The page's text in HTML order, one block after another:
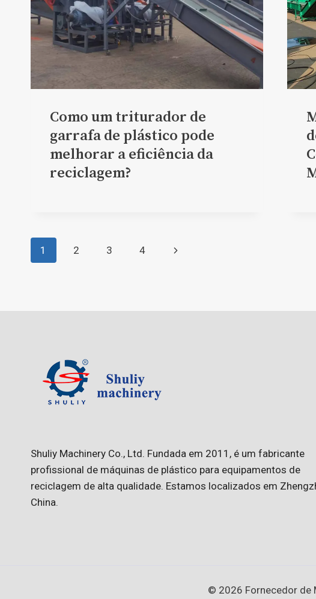
Como um triturador de
garrafa de plástico pode
melhorar a eficiência da
reciclagem?
Page
1 2 3 4
Next
Shuliy Machinery Co., Ltd. Fundada em 2011, é um fabricante
profissional de máquinas de plástico para equipamentos de
reciclagem de alta qualidade. Estamos localizados em
China.
© 2026 Fornecedor de